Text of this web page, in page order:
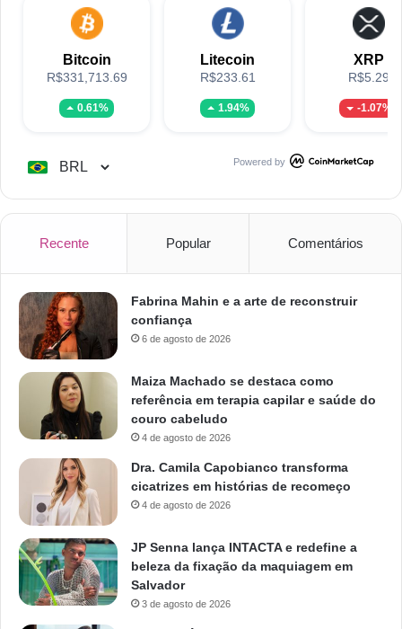
Bitcoin
R$331,713.69
0.61%
Litecoin
R$233.61
1.94%
XRP
R$5.29
-1.07%
Powered by
Recente Popular Comentários
Fabrina Mahin e a arte de reconstruir
confiança
6 de agosto de 2026
Maiza Machado se destaca como
referência em terapia capilar e saúde do
couro cabeludo
4 de agosto de 2026
Dra. Camila Capobianco transforma
cicatrizes em histórias de recomeço
4 de agosto de 2026
JP Senna lança INTACTA e redefine a
beleza da fixação da maquiagem em
Salvador
3 de agosto de 2026